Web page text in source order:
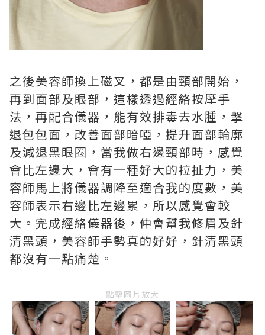
之後美容師換上磁叉，都是由頸部開始，
再到面部及眼部，這樣透過經絡按摩手
法，再配合儀器，能有效排毒去水腫，擊
退包包面，改善面部暗啞，提升面部輪廓
及減退黑眼圈，當我做右邊頸部時，感覺
會比左邊大，會有一種好大的拉扯力，美
容師馬上將儀器調降至適合我的度數，美
容師表示右邊比左邊累，所以感覺會較
大。完成經絡儀器後，仲會幫我修眉及針
清黑頭，美容師手勢真的好好，針清黑頭
都沒有一點痛楚。
點擊圖片放大